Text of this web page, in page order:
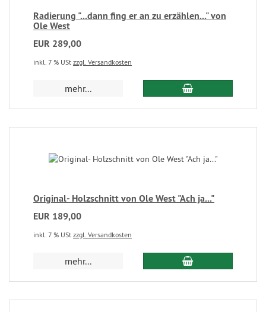
Radierung "...dann fing er an zu erzählen..." von
Ole West
EUR 289,00
inkl. 7 % USt zzgl. Versandkosten
mehr...
Original- Holzschnitt von Ole West "Ach ja..."
EUR 189,00
inkl. 7 % USt zzgl. Versandkosten
mehr...